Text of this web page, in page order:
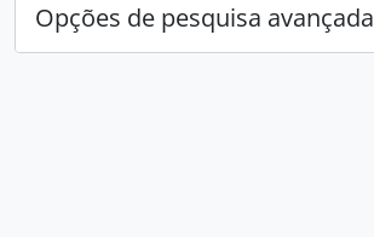
Opções de pesquisa avançada